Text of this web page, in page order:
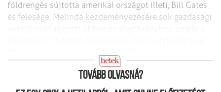
földrengés sújtotta amerikai országot illeti, Bill Gates
és felesége, Melinda kezdeményezésére sok gazdasági
kereken 10 milliárd dollárt.
Tovább olvasná?